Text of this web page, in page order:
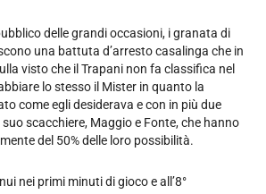
delle grandi occasioni, i granata di
una battuta d’arresto casalinga che in
visto che il Trapani non fa classifica nel
lo stesso il Mister in quanto la
come egli desiderava e con in più due
scacchiere, Maggio e Fonte, che hanno
del 50% delle loro possibilità.
nei primi minuti di gioco e all’8°